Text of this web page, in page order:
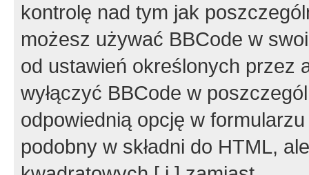
kontrolę nad tym jak
możesz używać BBCode w
od ustawień określonych przez
wyłączyć BBCode w
odpowiednią opcję w
podobny w składni do HTML,